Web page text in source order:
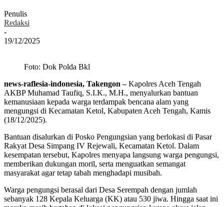
Penulis
Redaksi
-
19/12/2025
Foto: Dok Polda Bkl
news-raflesia-indonesia, Takengon –Kapolres Aceh Tengah
AKBP Muhamad Taufiq, S.I.K., M.H., menyalurkan bantuan
kemanusiaan kepada warga terdampak bencana alam yang
mengungsi di Kecamatan Ketol, Kabupaten Aceh Tengah, Kamis
(18/12/2025).
Bantuan disalurkan di Posko Pengungsian yang berlokasi di Pasar
Rakyat Desa Simpang IV Rejewali, Kecamatan Ketol. Dalam
kesempatan tersebut, Kapolres menyapa langsung warga pengungsi,
memberikan dukungan moril, serta menguatkan semangat
masyarakat agar tetap tabah menghadapi musibah.
Warga pengungsi berasal dari Desa Serempah dengan jumlah
sebanyak 128 Kepala Keluarga (KK) atau 530 jiwa. Hingga saat ini